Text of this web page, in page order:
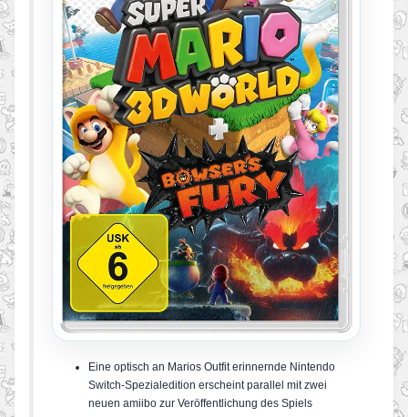
Eine optisch an Marios Outfit erinnernde Nintendo
Switch-Spezialedition erscheint parallel mit zwei
neuen amiibo zur Veröffentlichung des Spiels